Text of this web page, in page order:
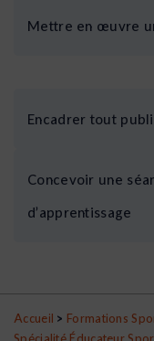
Mettre en œuvre
Encadrer tout
Concevoir une
d’apprentissage
Accueil > Formations